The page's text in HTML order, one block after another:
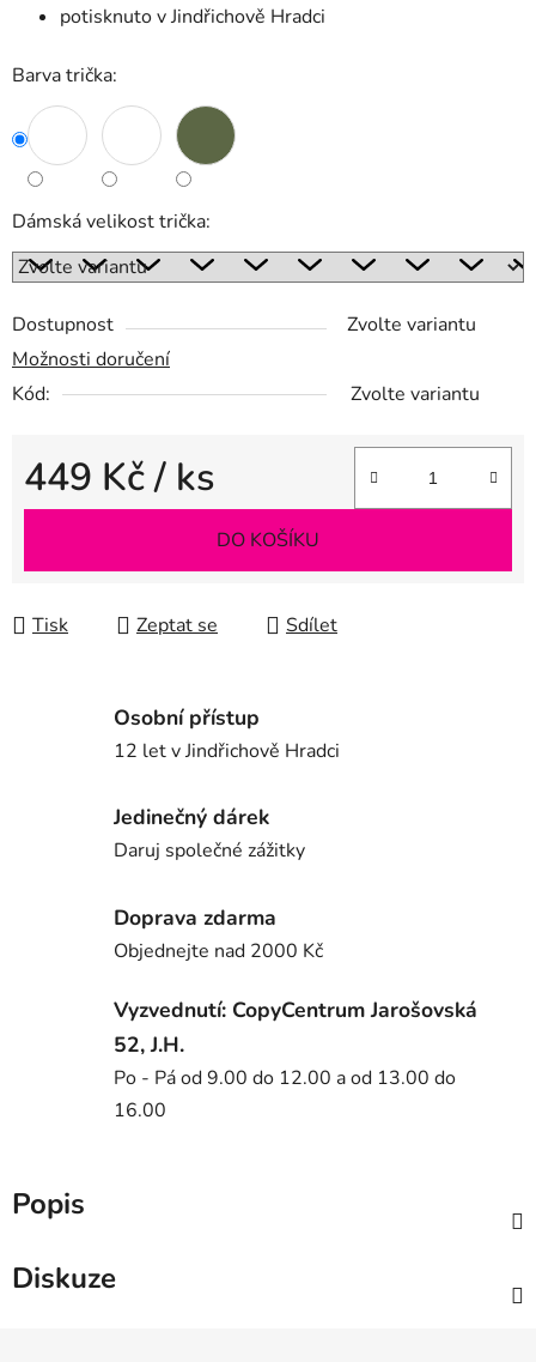
potisknuto v Jindřichově Hradci
Barva trička:
Dámská velikost trička:
Dostupnost
Zvolte variantu
Možnosti doručení
Kód:
Zvolte variantu
449 Kč/ ks
Měrná cena:
DO KOŠÍKU
Tisk Zeptat se Sdílet
Osobní přístup
12 let v Jindřichově Hradci
Jedinečný dárek
Daruj společné zážitky
Doprava zdarma
Objednejte nad 2000 Kč
Vyzvednutí: CopyCentrum Jarošovská
52, J.H.
Po - Pá od 9.00 do 12.00 a od 13.00 do
16.00
Popis
Diskuze